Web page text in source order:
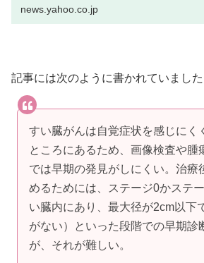
news.yahoo.co.jp
記事には次のように書かれていました
すい臓がんは自覚症状を感じにく
ところにあるため、画像検査や腫
では早期の発見がしにくい。治療
めるためには、ステージ0かステ
い臓内にあり、最大径が2cm以下
がない）といった段階での早期診
が、それが難しい。